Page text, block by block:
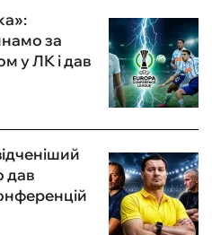
за
у ЛК і дав
дав